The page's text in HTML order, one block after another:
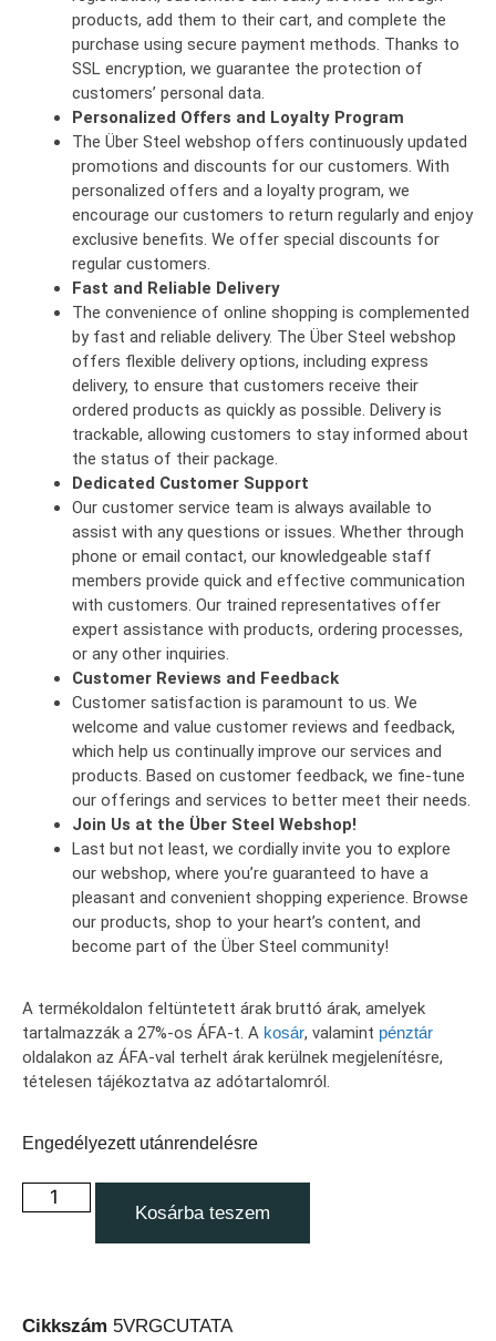
products, add them to their cart, and complete the
purchase using secure payment methods. Thanks to
SSL encryption, we guarantee the protection of
customers’ personal data.
Personalized Offers and Loyalty Program
The Über Steel webshop offers continuously updated
promotions and discounts for our customers. With
personalized offers and a loyalty program, we
encourage our customers to return regularly and enjoy
exclusive benefits. We offer special discounts for
regular customers.
Fast and Reliable Delivery
The convenience of online shopping is complemented
by fast and reliable delivery. The Über Steel webshop
offers flexible delivery options, including express
delivery, to ensure that customers receive their
ordered products as quickly as possible. Delivery is
trackable, allowing customers to stay informed about
the status of their package.
Dedicated Customer Support
Our customer service team is always available to
assist with any questions or issues. Whether through
phone or email contact, our knowledgeable staff
members provide quick and effective communication
with customers. Our trained representatives offer
expert assistance with products, ordering processes,
or any other inquiries.
Customer Reviews and Feedback
Customer satisfaction is paramount to us. We
welcome and value customer reviews and feedback,
which help us continually improve our services and
products. Based on customer feedback, we fine-tune
our offerings and services to better meet their needs.
Join Us at the Über Steel Webshop!
Last but not least, we cordially invite you to explore
our webshop, where you’re guaranteed to have a
pleasant and convenient shopping experience. Browse
our products, shop to your heart’s content, and
become part of the Über Steel community!
A termékoldalon feltüntetett árak bruttó árak, amelyek
tartalmazzák a 27%-os ÁFA-t. A kosár, valamint pénztár
oldalakon az ÁFA-val terhelt árak kerülnek megjelenítésre,
tételesen tájékoztatva az adótartalomról.
Engedélyezett utánrendelésre
Kosárba teszem
Cikkszám 5VRGCUTATA